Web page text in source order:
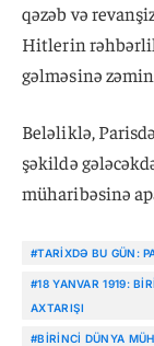
qəzəb və
Hitlerin
gəlməsinə
Beləliklə,
şəkildə
müharibəsinə
#TARIXDƏ BU GÜN:
#18 YANVAR 1919:
AXTARIŞI
#BIRINCI DÜNYA